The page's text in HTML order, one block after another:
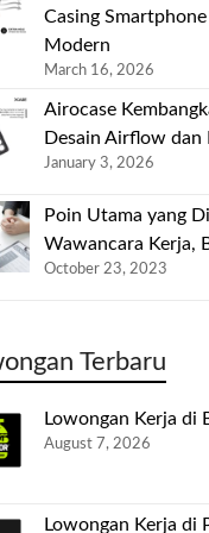
Casing
Modern
March 16, 2026
Airocase
Desain Airflow
January 3, 2026
Poin Utama yang
Wawancara Kerja,
October 23, 2023
Terbaru
Lowongan Kerja di
August 7, 2026
Lowongan Kerja di